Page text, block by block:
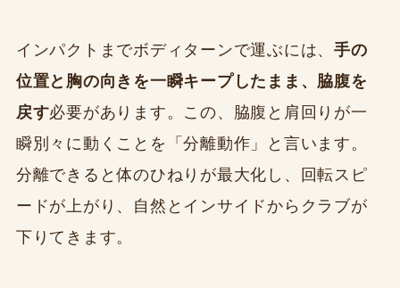
インパクトまでボディターンで運ぶには、手の
位置と胸の向きを一瞬キープしたまま、脇腹を
戻す必要があります。この、脇腹と肩回りが一
瞬別々に動くことを「分離動作」と言います。
分離できると体のひねりが最大化し、回転スピ
ードが上がり、自然とインサイドからクラブが
下りてきます。